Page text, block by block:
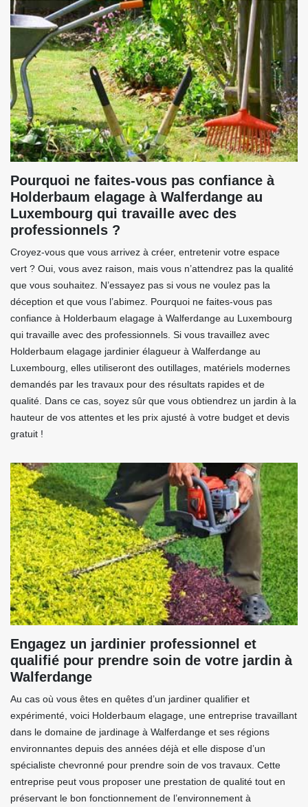
Pourquoi ne faites-vous pas confiance à
Holderbaum elagage à Walferdange au
Luxembourg qui travaille avec des
professionnels ?
Croyez-vous que vous arrivez à créer, entretenir votre espace
vert ? Oui, vous avez raison, mais vous n’attendrez pas la qualité
que vous souhaitez. N’essayez pas si vous ne voulez pas la
déception et que vous l’abimez. Pourquoi ne faites-vous pas
confiance à Holderbaum elagage à Walferdange au Luxembourg
qui travaille avec des professionnels. Si vous travaillez avec
Holderbaum elagage jardinier élagueur à Walferdange au
Luxembourg, elles utiliseront des outillages, matériels modernes
demandés par les travaux pour des résultats rapides et de
qualité. Dans ce cas, soyez sûr que vous obtiendrez un jardin à la
hauteur de vos attentes et les prix ajusté à votre budget et devis
gratuit !
Engagez un jardinier professionnel et
qualifié pour prendre soin de votre jardin à
Walferdange
Au cas où vous êtes en quêtes d’un jardiner qualifier et
expérimenté, voici Holderbaum elagage, une entreprise travaillant
dans le domaine de jardinage à Walferdange et ses régions
environnantes depuis des années déjà et elle dispose d’un
spécialiste chevronné pour prendre soin de vos travaux. Cette
entreprise peut vous proposer une prestation de qualité tout en
préservant le bon fonctionnement de l’environnement à